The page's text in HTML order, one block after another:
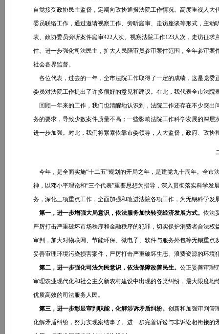
自觉接受政协民主监督，定期向政协通报法院工作情况。高度重视人
委员联络工作，通过邀请视察工作、旁听庭审、走访座谈等形式，主
表、政协委员旁听案件庭审422人次、视察法院工作123人次，走访征
件。进一步强化司法民主，扩大人民陪审员参审案件范围，全年参审
社会各界监督。
各位代表，过去的一年，全市法院工作取得了一定的成绩，这是党委
委员对法院工作提出了许多很好的意见和建议。在此，我代表全市法院
回顾一年来的工作，我们也清醒地认识到，法院工作还存在不少突出
务的要求，导致少数案件质量不高；一些影响法院工作科学发展的深
进一步加强。对此，我们将紧紧依靠市委领导，人大监督，政府、政
今年，是全面实施“十二五”规划的开局之年，是建党九十周年。全市
神，以邓小平理论和“三个代表”重要思想为指导，深入贯彻落实科学
务，深化三项重点工作，全面加强和改进法院各项工作，为无锡科学
第一，进一步增强大局意识，依法服务加快转变经济发展方式。 依法
严厉打击严重破坏市场秩序和金融秩序的犯罪，切实保护消费者合法
审判，加大对物联网、节能环保、微电子、软件与服务外包等无锡重
妥善审理环境污染损害案件，严厉打击严重破坏生态、浪费资源的环
第二，进一步强化司法为民意识，依法保障改善民生。 公正妥善审理
审理农业现代化和社会主义新农村建设中出现的各类纠纷，最大限度
优质高效的司法服务人民。
第三，进一步彰显审判职能，化解涉诉矛盾纠纷。 创新和加强审判管
化解矛盾纠纷，努力实现案结事了。进一步完善诉讼与非诉讼相衔接